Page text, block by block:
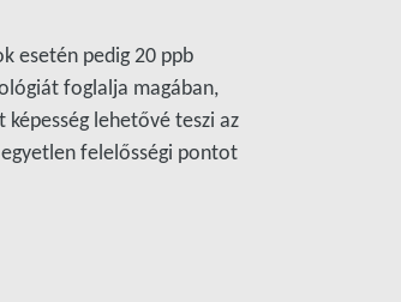
esetén pedig 20 ppb
foglalja magában,
lehetővé teszi az
felelősségi pontot